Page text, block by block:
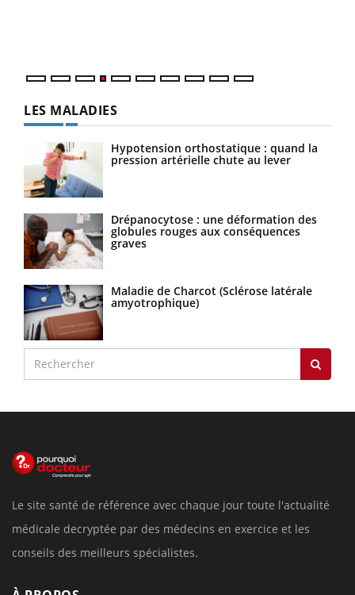
LES MALADIES
Hypotension orthostatique : quand la
pression artérielle chute au lever
Drépanocytose : une déformation des
globules rouges aux conséquences
graves
Maladie de Charcot (Sclérose latérale
amyotrophique)
Le site santé de référence avec chaque jour toute l'actualité
médicale decryptée par des médecins en exercice et les
conseils des meilleurs spécialistes.